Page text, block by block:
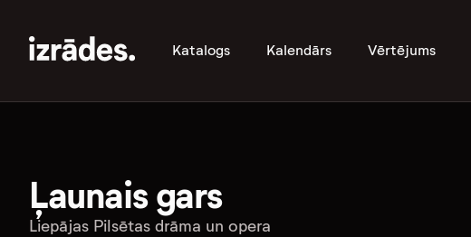
Katalogs Kalendārs Vērtējums
Ļaunais gars
Liepājas Pilsētas drāma un opera